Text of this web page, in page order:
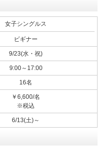
女子シングルス
ビギナー
9/23(水・祝)
9:00～17:00
16名
￥6,600/名
※税込
6/13(土)～